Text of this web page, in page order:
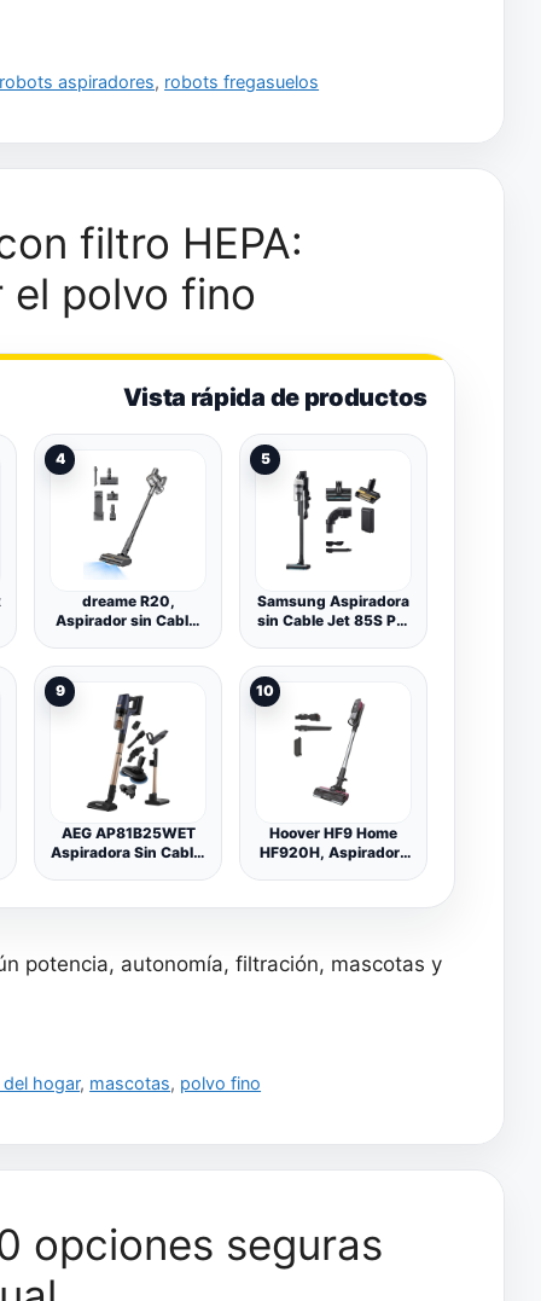
robots aspiradores, robots fregasuelos
filtro HEPA:
el polvo fino
Vista rápida de productos
4
dreame R20,
Aspirador sin Cable,
5
Samsung Aspiradora
sin Cable Jet 85S Pet
9
AEG AP81B25WET
Aspiradora Sin Cable,
Etapas de Filtración,
Velocidades, Color
10
Hoover HF9 Home
HF920H, Aspiradora
de Mano y Vertical,
Color Gris/Rosa
potencia, autonomía, filtración, mascotas y
del hogar, mascotas, polvo fino
opciones seguras